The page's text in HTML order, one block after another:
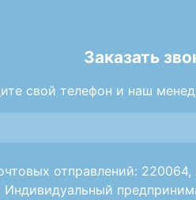
Заказать
свой телефон и наш
отправлений:
Индивидуальный